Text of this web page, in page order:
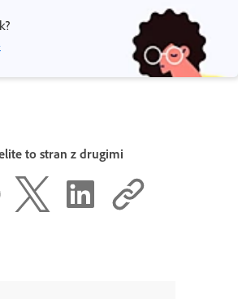
to stran z drugimi